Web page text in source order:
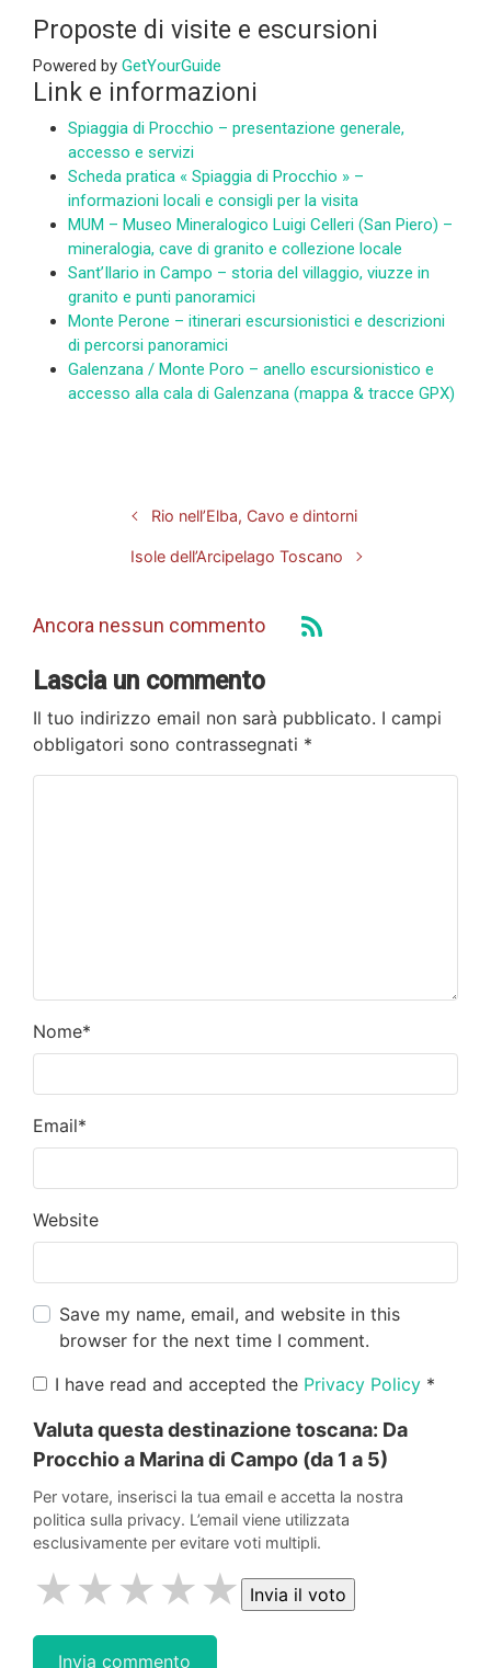
Proposte di visite e escursioni
Powered by GetYourGuide
Link e informazioni
Spiaggia di Procchio – presentazione generale,
accesso e servizi
Scheda pratica « Spiaggia di Procchio » –
informazioni locali e consigli per la visita
MUM – Museo Mineralogico Luigi Celleri (San Piero) –
mineralogia, cave di granito e collezione locale
Sant’Ilario in Campo – storia del villaggio, viuzze in
granito e punti panoramici
Monte Perone – itinerari escursionistici e descrizioni
di percorsi panoramici
Galenzana / Monte Poro – anello escursionistico e
accesso alla cala di Galenzana (mappa & tracce GPX)
Rio nell’Elba, Cavo e dintorni
Isole dell’Arcipelago Toscano
Ancora nessun commento
Lascia un commento
Il tuo indirizzo email non sarà pubblicato. I campi
obbligatori sono contrassegnati *
Nome*
Email*
Website
Save my name, email, and website in this
browser for the next time I comment.
I have read and accepted the Privacy Policy *
Valuta questa destinazione toscana: Da
Procchio a Marina di Campo (da 1 a 5)
Per votare, inserisci la tua email e accetta la nostra
politica sulla privacy. L’email viene utilizzata
esclusivamente per evitare voti multipli.
★
★
★
★
★